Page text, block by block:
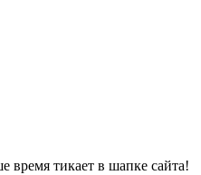
время тикает в шапке сайта!